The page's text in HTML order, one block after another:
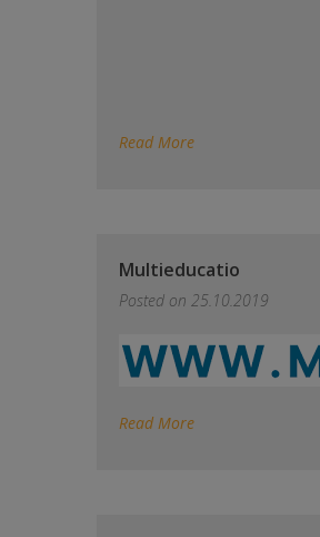
Read More
Multieducatio
Posted on 25.10.2019
Read More